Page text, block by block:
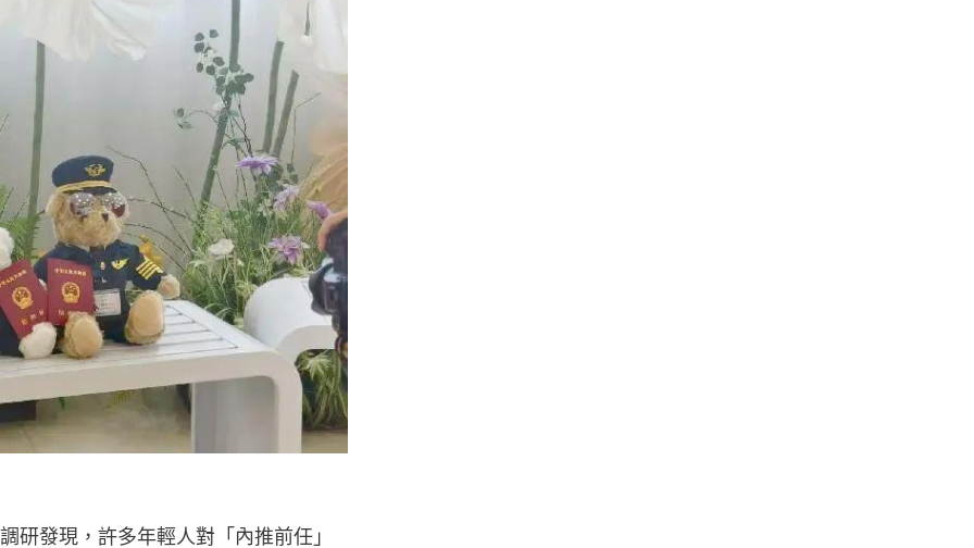
研發現，許多年輕人對「內推前任」